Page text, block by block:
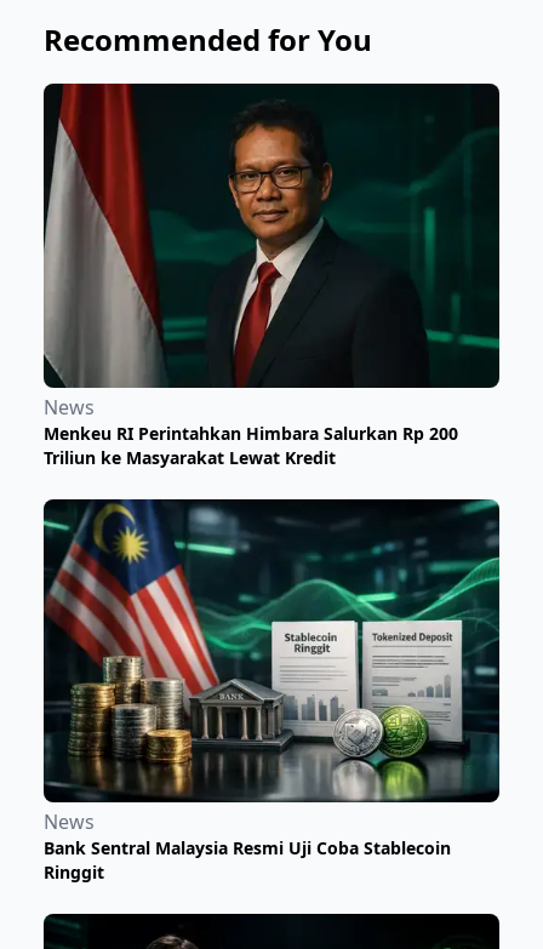
Recommended for You
News
Menkeu RI Perintahkan Himbara Salurkan Rp 200
Triliun ke Masyarakat Lewat Kredit
News
Bank Sentral Malaysia Resmi Uji Coba Stablecoin
Ringgit